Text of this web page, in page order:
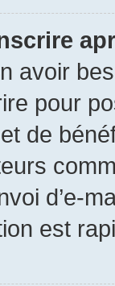
avoir
pour
de
d’e-
est